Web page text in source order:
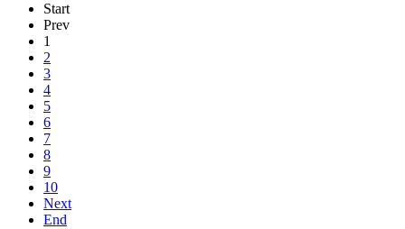
Start
Prev
1
2
3
4
5
6
7
8
9
10
Next
End